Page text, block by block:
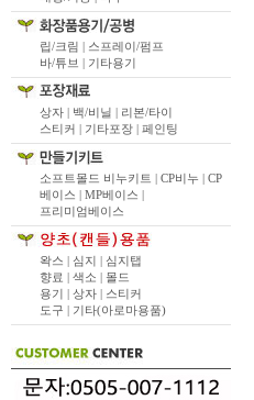
립/크림 | 스프레이/펌프
바/튜브 | 기타용기
상자 | 백/비닐 | 리본/타이
스티커 | 기타포장 | 페인팅
소프트몰드 비누키트 | CP비누 | CP
베이스 | MP베이스 |
프리미엄베이스
왁스 | 심지 | 심지탭
향료 | 색소 | 몰드
용기 | 상자 | 스티커
도구 | 기타(아로마용품)